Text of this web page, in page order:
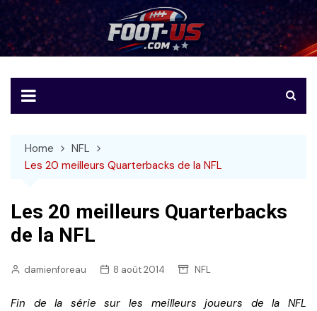
to
content
Foot-US
Le football américain en français
Home
NFL
Les 20 meilleurs Quarterbacks de la NFL
Les 20 meilleurs Quarterbacks
de la NFL
damienforeau 8 août 2014 NFL
Fin de la série sur les meilleurs joueurs de la NFL